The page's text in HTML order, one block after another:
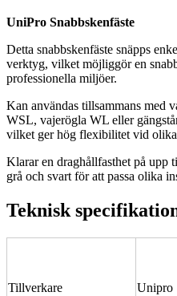
UniPro Snabbskenfäste
Detta snabbskenfäste snäpps
verktyg, vilket möjliggör en
professionella miljöer.
Kan användas tillsammans med
WSL, vajerögla WL eller
vilket ger hög flexibilitet vid
Klarar en draghållfasthet på upp
grå och svart för att passa olika
Teknisk
Tillverkare Unipro